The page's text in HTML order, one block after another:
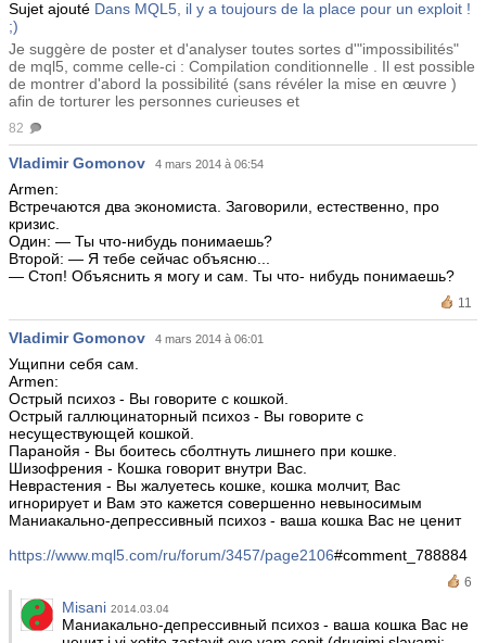
Sujet ajouté Dans MQL5, il y a toujours de la place pour un exploit !
;)
Je suggère de poster et d'analyser toutes sortes d'"impossibilités"
de mql5, comme celle-ci : Compilation conditionnelle . Il est possible
de montrer d'abord la possibilité (sans révéler la mise en œuvre )
afin de torturer les personnes curieuses et
82
Vladimir Gomonov 4 mars 2014 à 06:54
Armen:
Встречаются два экономиста. Заговорили, естественно, про
кризис.
Один: — Ты что-нибудь понимаешь?
Второй: — Я тебе сейчас объясню...
— Стоп! Объяснить я могу и сам. Ты что- нибудь понимаешь?
11
Vladimir Gomonov 4 mars 2014 à 06:01
Ущипни себя сам.
Armen:
Острый психоз - Вы говорите с кошкой.
Острый галлюцинаторный психоз - Вы говорите с
несуществующей кошкой.
Паранойя - Вы боитесь сболтнуть лишнего при кошке.
Шизофрения - Кошка говорит внутри Вас.
Неврастения - Вы жалуетесь кошке, кошка молчит, Вас
игнорирует и Вам это кажется совершенно невыносимым
Маниакально-депрессивный психоз - ваша кошка Вас не ценит
https://www.mql5.com/ru/forum/3457/page2106#comment_788884
6
Misani 2014.03.04
Маниакально-депрессивный психоз - ваша кошка Вас не